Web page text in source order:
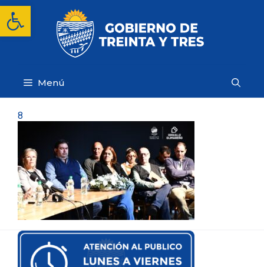
Abrir barra de herramientas
Saltar
contenido
Menú
8